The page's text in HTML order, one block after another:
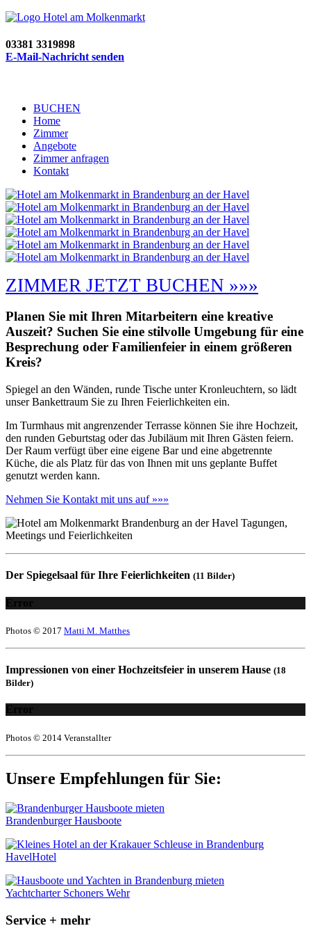
03381 3319898
E-Mail-Nachricht senden
BUCHEN
Home
Zimmer
Angebote
Zimmer anfragen
Kontakt
ZIMMER JETZT BUCHEN »»»
Planen Sie mit Ihren Mitarbeitern eine kreative
Auszeit? Suchen Sie eine stilvolle Umgebung für eine
Besprechung oder Familienfeier in einem größeren
Kreis?
Spiegel an den Wänden, runde Tische unter Kronleuchtern, so lädt
unser Bankettraum Sie zu Ihren Feierlichkeiten ein.
Im Turmhaus mit angrenzender Terrasse können Sie ihre Hochzeit,
den runden Geburtstag oder das Jubiläum mit Ihren Gästen feiern.
Der Raum verfügt über eine eigene Bar und eine abgetrennte
Küche, die als Platz für das von Ihnen mit uns geplante Buffet
genutzt werden kann.
Nehmen Sie Kontakt mit uns auf »»»
Der Spiegelsaal für Ihre Feierlichkeiten (11 Bilder)
Error
Photos © 2017 Matti M. Matthes
Impressionen von einer Hochzeitsfeier in unserem Hause (18
Bilder)
Error
Photos © 2014 Veranstallter
Unsere Empfehlungen für Sie:
Brandenburger Hausboote
HavelHotel
Yachtcharter Schoners Wehr
Service + mehr